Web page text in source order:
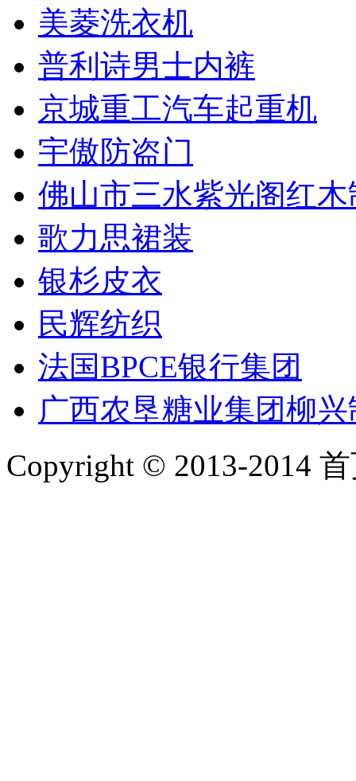
美菱洗衣机
普利诗男士内裤
京城重工汽车起重机
宇傲防盗门
佛山市三水紫光阁红木
歌力思裙装
银杉皮衣
民辉纺织
法国BPCE银行集团
广西农垦糖业集团柳
Copyright © 2013-2014